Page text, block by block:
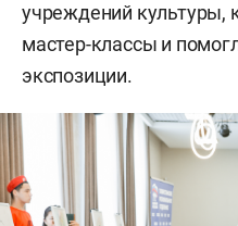
учреждений культуры,
мастер-классы и
экспозиции.